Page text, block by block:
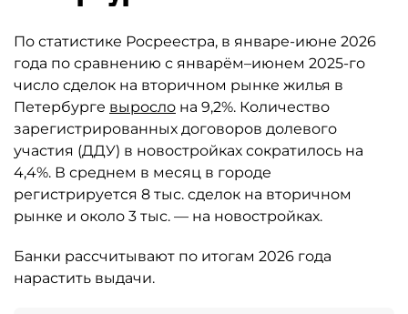
По статистике Росреестра, в январе-июне 2026
года по сравнению с январём–июнем 2025-го
число сделок на вторичном рынке жилья в
Петербурге выросло на 9,2%. Количество
зарегистрированных договоров долевого
участия (ДДУ) в новостройках сократилось на
4,4%. В среднем в месяц в городе
регистрируется 8 тыс. сделок на вторичном
рынке и около 3 тыс. — на новостройках.
Банки рассчитывают по итогам 2026 года
нарастить выдачи.